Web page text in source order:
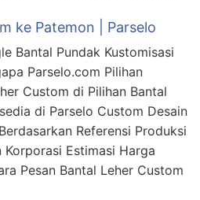
ke Patemon | Parselo
Bantal Pundak Kustomisasi
Parselo.com Pilihan
Custom di Pilihan Bantal
di Parselo Custom Desain
Referensi Produksi
Estimasi Harga
Pesan Bantal Leher Custom